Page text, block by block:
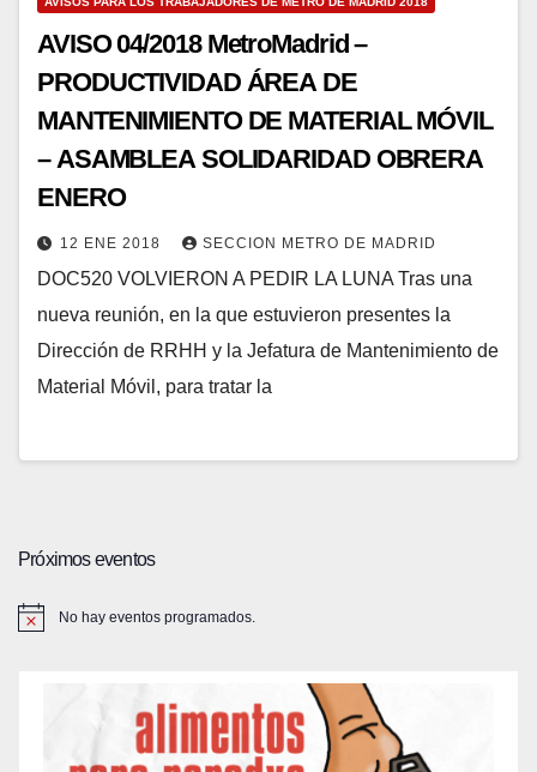
AVISO 04/2018 MetroMadrid –
PRODUCTIVIDAD ÁREA DE
MANTENIMIENTO DE MATERIAL MÓVIL
– ASAMBLEA SOLIDARIDAD OBRERA
ENERO
12 ENE 2018 SECCION METRO DE MADRID
DOC520 VOLVIERON A PEDIR LA LUNA Tras una
nueva reunión, en la que estuvieron presentes la
Dirección de RRHH y la Jefatura de Mantenimiento de
Material Móvil, para tratar la
Próximos eventos
No hay eventos programados.